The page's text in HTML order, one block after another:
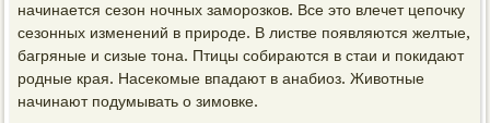
начинается сезон ночных заморозков. Все это влечет цепочку
сезонных изменений в природе. В листве появляются желтые,
багряные и сизые тона. Птицы собираются в стаи и покидают
родные края. Насекомые впадают в анабиоз. Животные
начинают подумывать о зимовке.